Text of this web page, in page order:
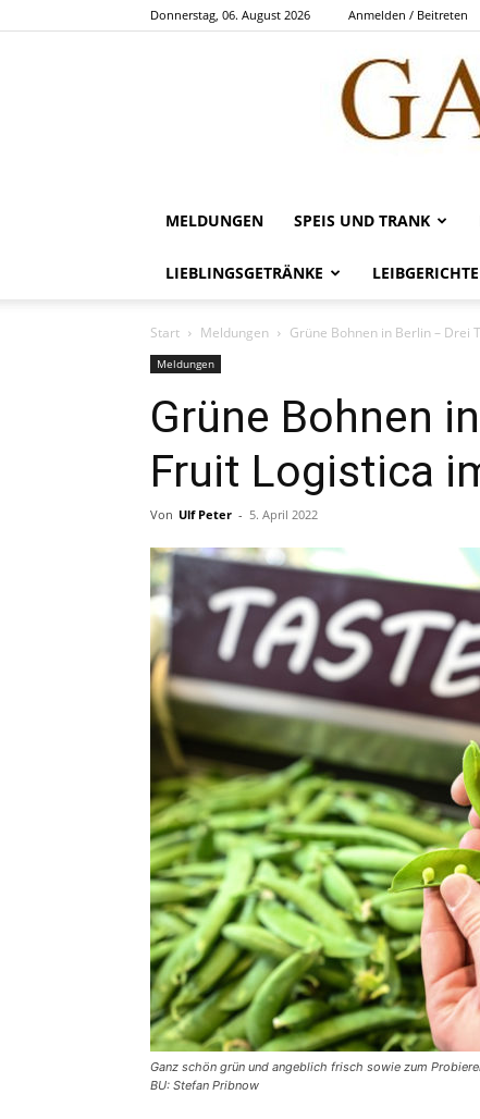
Donnerstag, 06. August 2026 Anmelden / Beitreten
MELDUNGEN SPEIS UND TRANK
LIEBLINGSGETRÄNKE LEIBGERICHTE
Start Meldungen Grüne Bohnen in Berlin – Drei
Meldungen
Grüne Bohnen
Fruit Logistica
Von Ulf Peter - 5. April 2022
Ganz schön grün und angeblich frisch sowie zum
BU: Stefan Pribnow